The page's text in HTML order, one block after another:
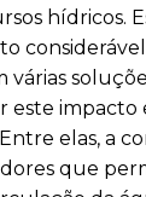
hídricos.
várias
este impacto
elas, a
que